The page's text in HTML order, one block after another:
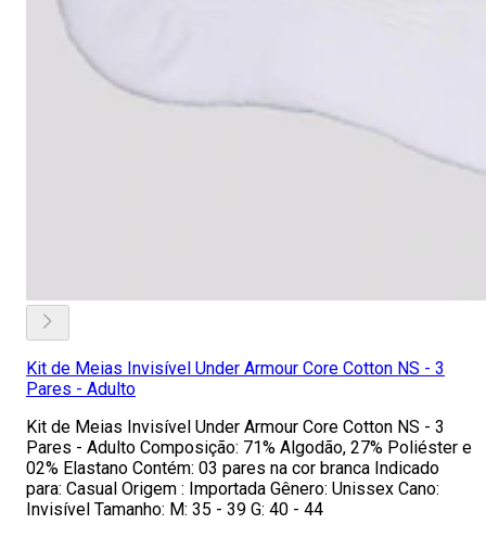
Kit de Meias Invisível Under Armour Core Cotton NS - 3
Pares - Adulto
Kit de Meias Invisível Under Armour Core Cotton NS - 3
Pares - Adulto Composição: 71% Algodão, 27% Poliéster e
02% Elastano Contém: 03 pares na cor branca Indicado
para: Casual Origem : Importada Gênero: Unissex Cano:
Invisível Tamanho: M: 35 - 39 G: 40 - 44